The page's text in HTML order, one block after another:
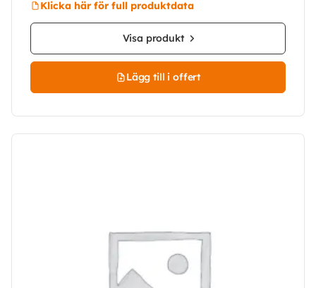
Klicka här för full produktdata
Visa produkt
Lägg till i offert